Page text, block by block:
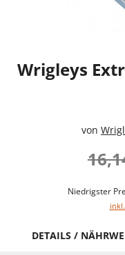
Wrigleys
von
Niedrigster
DETAILS /